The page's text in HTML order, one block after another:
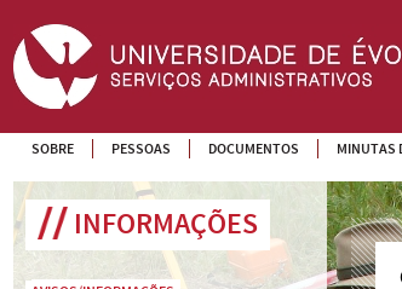
SOBRE PESSOAS DOCUMENTOS MINUTAS
INFORMAÇÕES